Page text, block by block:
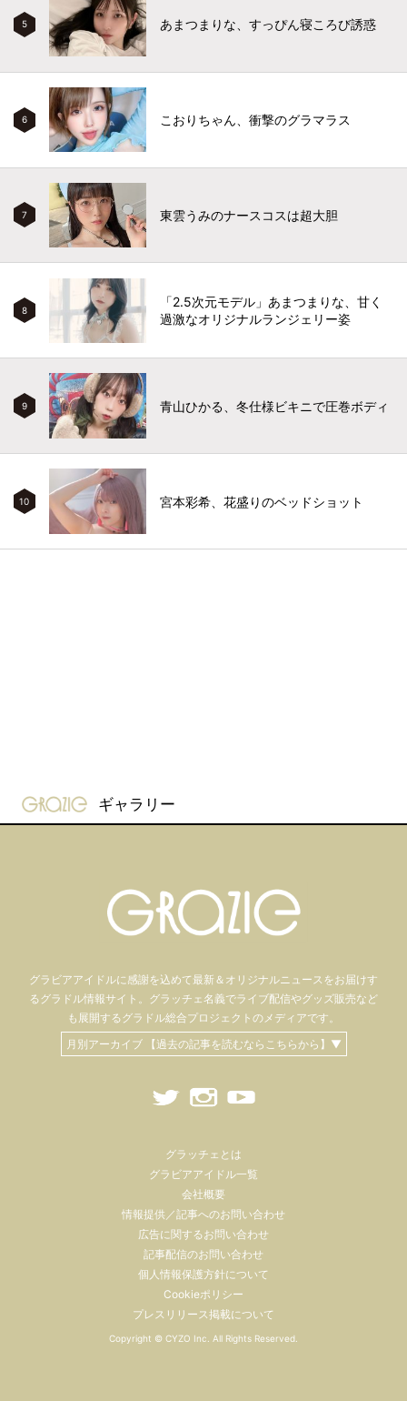
5 あまつまりな、すっぴん寝ころび誘惑
6 こおりちゃん、衝撃のグラマラス
7 東雲うみのナースコスは超大胆
8
「2.5次元モデル」あまつまりな、甘く
過激なオリジナルランジェリー姿
9 青山ひかる、冬仕様ビキニで圧巻ボディ
10 宮本彩希、花盛りのベッドショット
gravure-grazie
ギャラリー
グラビアアイドルに感謝を込めて最新＆オリジナルニュースをお届けす
るグラドル情報サイト。 グラッチェ名義でライブ配信やグッズ販売など
も 展開するグラドル総合プロジェクトのメディアです。
月別アーカイブ 【過去の記事を読むならこちらから】▼
グラッチェとは
グラビアアイドル一覧
会社概要
情報提供／記事へのお問い合わせ
広告に関するお問い合わせ
記事配信のお問い合わせ
個人情報保護方針について
Cookieポリシー
プレスリリース掲載について
Copyright © CYZO Inc. All Rights Reserved.